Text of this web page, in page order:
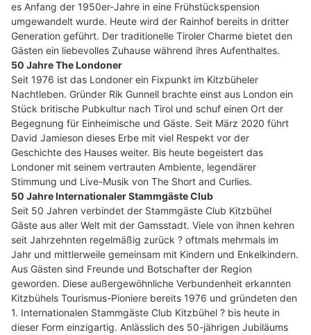
es Anfang der 1950er-Jahre in eine Frühstückspension
umgewandelt wurde. Heute wird der Rainhof bereits in dritter
Generation geführt. Der traditionelle Tiroler Charme bietet den
Gästen ein liebevolles Zuhause während ihres Aufenthaltes.
50 Jahre The Londoner
Seit 1976 ist das Londoner ein Fixpunkt im Kitzbüheler
Nachtleben. Gründer Rik Gunnell brachte einst aus London ein
Stück britische Pubkultur nach Tirol und schuf einen Ort der
Begegnung für Einheimische und Gäste. Seit März 2020 führt
David Jamieson dieses Erbe mit viel Respekt vor der
Geschichte des Hauses weiter. Bis heute begeistert das
Londoner mit seinem vertrauten Ambiente, legendärer
Stimmung und Live-Musik von The Short and Curlies.
50 Jahre Internationaler Stammgäste Club
Seit 50 Jahren verbindet der Stammgäste Club Kitzbühel
Gäste aus aller Welt mit der Gamsstadt. Viele von ihnen kehren
seit Jahrzehnten regelmäßig zurück ? oftmals mehrmals im
Jahr und mittlerweile gemeinsam mit Kindern und Enkelkindern.
Aus Gästen sind Freunde und Botschafter der Region
geworden. Diese außergewöhnliche Verbundenheit erkannten
Kitzbühels Tourismus-Pioniere bereits 1976 und gründeten den
1. Internationalen Stammgäste Club Kitzbühel ? bis heute in
dieser Form einzigartig. Anlässlich des 50-jährigen Jubiläums